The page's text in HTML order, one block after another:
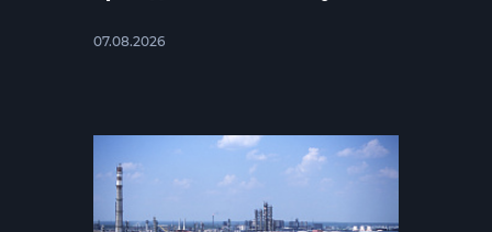
07.08.2026